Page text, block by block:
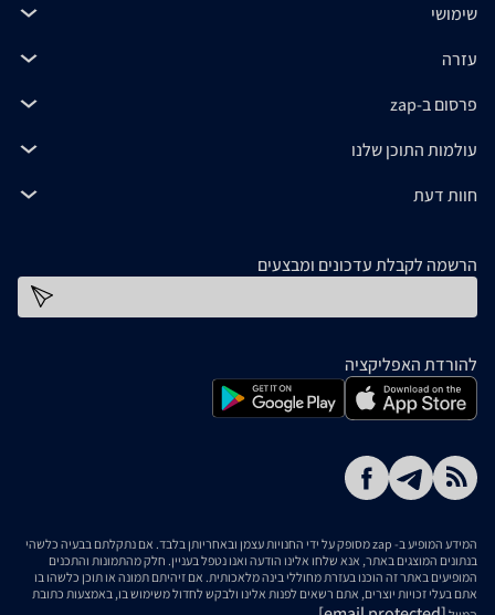
שימושי
עזרה
פרסום ב-zap
עולמות התוכן שלנו
חוות דעת
הרשמה לקבלת עדכונים ומבצעים
להורדת האפליקציה
המידע המופיע ב- zap מסופק על ידי החנויות עצמן ובאחריותן בלבד. אם נתקלתם בבעיה כלשהי
בנתונים המוצגים באתר, אנא שלחו אלינו הודעה ואנו נטפל בעניין. חלק מהתמונות והתכנים
המופיעים באתר זה הוכנו בעזרת מחוללי בינה מלאכותית. אם זיהיתם תמונה או תוכן כלשהו בו
אתם בעלי זכויות יוצרים, אתם רשאים לפנות אלינו ולבקש לחדול משימוש בו, באמצעות כתובת